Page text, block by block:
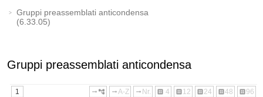
Gruppi preassemblati anticondensa
(6.33.05)
Gruppi preassemblati anticondensa
1 dataset96
dataset48
dataset24
dataset12
dataset 4
arrow_right_alt Nr.
arrow_right_altA-Z
arrow_right_alt account_tree